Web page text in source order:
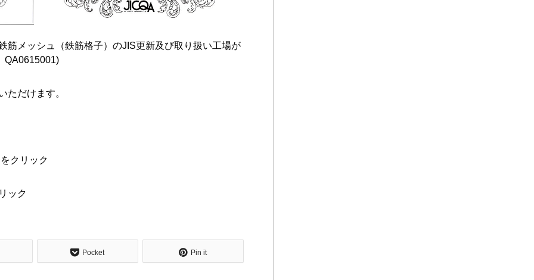
筋メッシュ（鉄筋格子）のJIS更新及び取り扱い工場が
QA0615001)
ただけます。
クリック
ック
Pocket Pin it